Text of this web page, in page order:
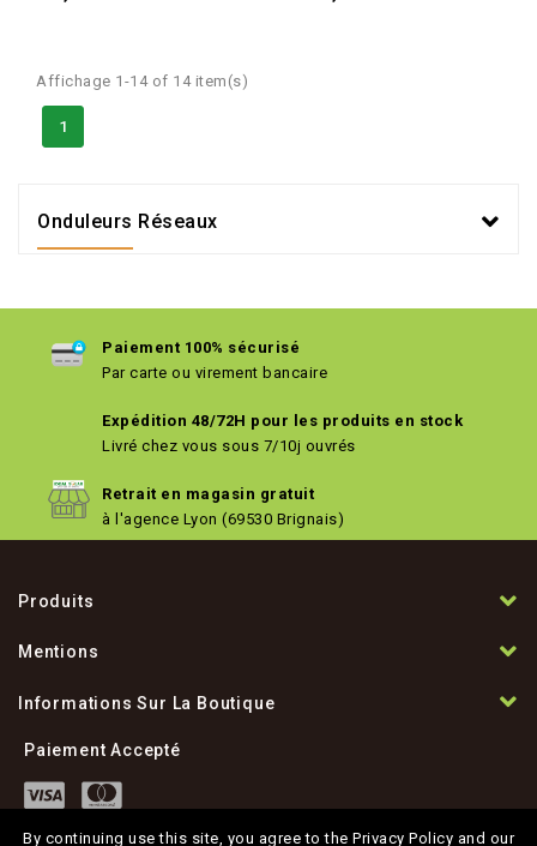
Affichage 1-14 of 14 item(s)
1
Onduleurs Réseaux
Paiement 100% sécurisé
Par carte ou virement bancaire
Expédition 48/72H pour les produits en stock
Livré chez vous sous 7/10j ouvrés
Retrait en magasin gratuit
à l'agence Lyon (69530 Brignais)
Produits
Mentions
Informations Sur La Boutique
Paiement Accepté
By continuing use this site, you agree to the Privacy Policy and our